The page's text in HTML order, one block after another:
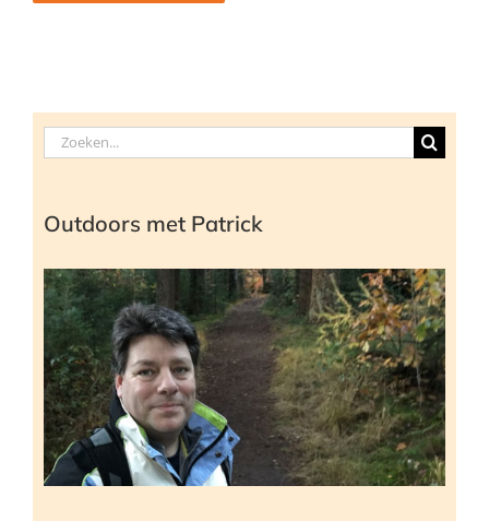
Zoeken
Outdoors met Patrick